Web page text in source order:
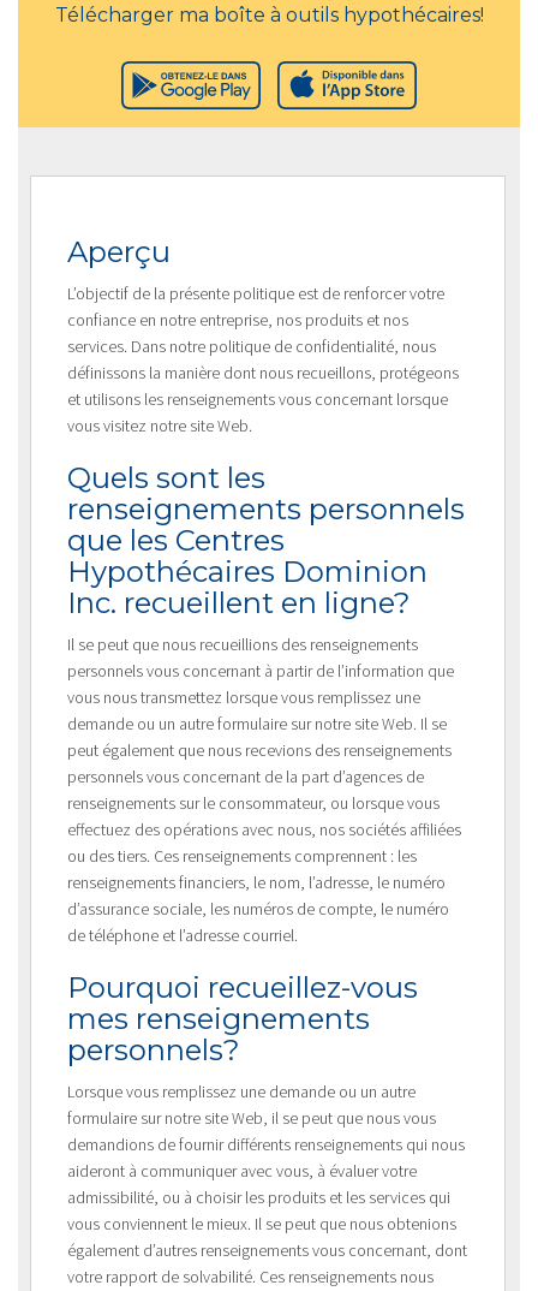
Télécharger ma boîte à outils hypothécaires!
Aperçu
L’objectif de la présente politique est de renforcer votre
confiance en notre entreprise, nos produits et nos
services. Dans notre politique de confidentialité, nous
définissons la manière dont nous recueillons, protégeons
et utilisons les renseignements vous concernant lorsque
vous visitez notre site Web.
Quels sont les
renseignements personnels
que les Centres
Hypothécaires Dominion
Inc. recueillent en ligne?
Il se peut que nous recueillions des renseignements
personnels vous concernant à partir de l’information que
vous nous transmettez lorsque vous remplissez une
demande ou un autre formulaire sur notre site Web. Il se
peut également que nous recevions des renseignements
personnels vous concernant de la part d’agences de
renseignements sur le consommateur, ou lorsque vous
effectuez des opérations avec nous, nos sociétés affiliées
ou des tiers. Ces renseignements comprennent : les
renseignements financiers, le nom, l’adresse, le numéro
d’assurance sociale, les numéros de compte, le numéro
de téléphone et l’adresse courriel.
Pourquoi recueillez-vous
mes renseignements
personnels?
Lorsque vous remplissez une demande ou un autre
formulaire sur notre site Web, il se peut que nous vous
demandions de fournir différents renseignements qui nous
aideront à communiquer avec vous, à évaluer votre
admissibilité, ou à choisir les produits et les services qui
vous conviennent le mieux. Il se peut que nous obtenions
également d’autres renseignements vous concernant, dont
votre rapport de solvabilité. Ces renseignements nous